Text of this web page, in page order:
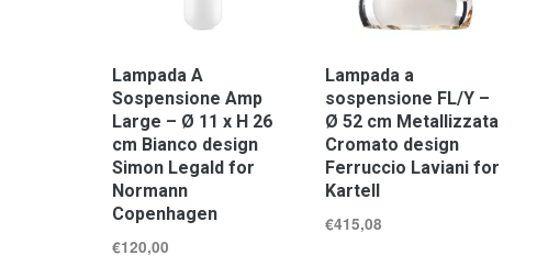
Lampada A
Sospensione Amp
Large – Ø 11 x H 26
cm Bianco design
Simon Legald for
Normann
Copenhagen
€120,00
Lampada a
sospensione FL/Y –
Ø 52 cm Metallizzata
Cromato design
Ferruccio Laviani for
Kartell
€415,08